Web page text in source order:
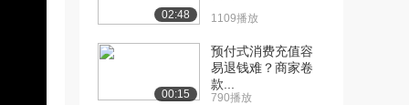
02:48 1109播放
00:15
预付式消费充值容
易退钱难？商家卷
款...
790播放